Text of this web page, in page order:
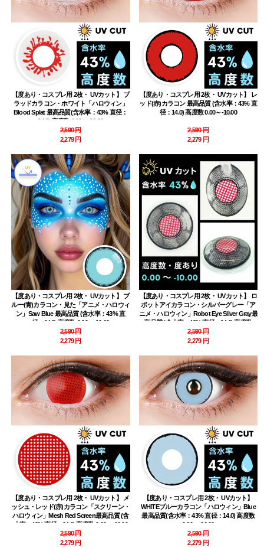
【度あり・コスプレ用 2枚・ UVカット】 ブ
ラッドカラコン・ホワイト「ハロウィン」
Blood Splat 最高品質(含水率：43% 直径：
14.0) 高度数 0.00～-10.00
2,590 円
2,279 円
【度あり・コスプレ用 2枚・ UVカット】 レ
ッド(赤)カラコン 最高品質 (含水率：43% 直
径：14.0) 高度数 0.00～-10.00
2,590 円
2,279 円
【度あり・コスプレ用 2枚・ UVカット】 ブ
ルー(青)カラコン・見た「アニメ・ハロウィ
ン」Saw Blue 最高品質 (含水率：43% 直
径：14.0) 高度数 0.00～-10.00
2,590 円
2,279 円
【度あり・コスプレ用 2枚・ UVカット】 ロ
ボットアイカラコン・シルバーグレー「ア
ニメ・ハロウィン」Robot Eye Sliver Gray最
高品質 (含水率：43% 直径：14.0) 高度数
0.00～-10.00
2,590 円
2,279 円
【度あり・コスプレ用 2枚・ UVカット】 メ
ッシュ・レッド(赤)カラコン「スクリーン・
ハロウィン」Mesh Red Screen最高品質 (含
水率：43% 直径：14.0) 高度数 0.00～-10.00
2,590 円
2,279 円
【度あり・コスプレ用 2枚・ UVカット】
WHITEブルーカラコン「ハロウィン」Blue
最高品質(含水率：43% 直径：14.0) 高度数
0.00～-10.00
2,590 円
2,279 円